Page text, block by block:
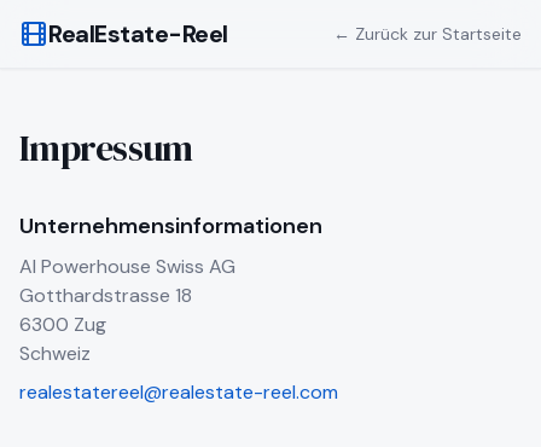
RealEstate-Reel ← Zurück zur Startseite
Impressum
Unternehmensinformationen
AI Powerhouse Swiss AG
Gotthardstrasse 18
6300 Zug
Schweiz
realestatereel@realestate-reel.com